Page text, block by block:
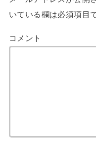
いている欄は必須項目
コメント